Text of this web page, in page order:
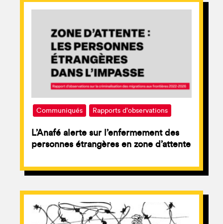
Communiqués Rapports d'observations
L’Anafé alerte sur l’enfermement des
personnes étrangères en zone d’attente